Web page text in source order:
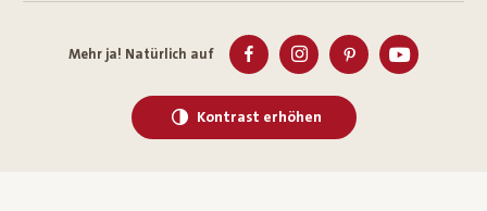
Mehr ja! Natürlich auf
Kontrast erhöhen